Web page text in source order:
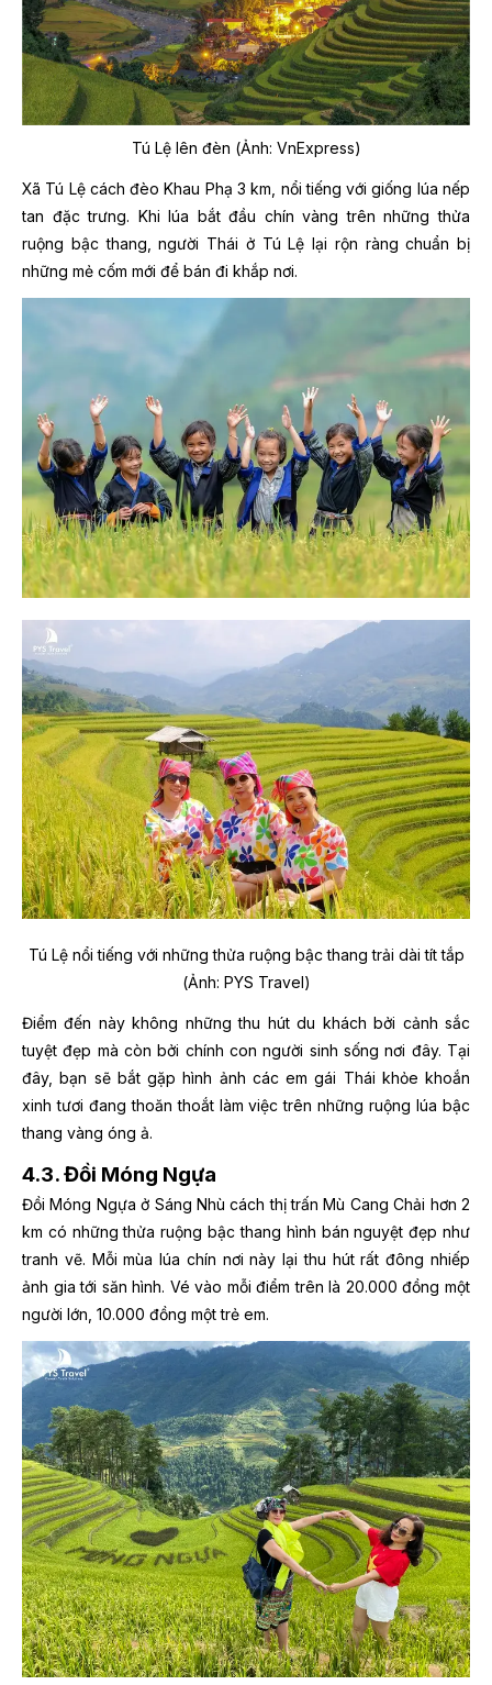
Tú Lệ lên đèn (Ảnh: VnExpress)
Xã Tú Lệ cách đèo Khau Phạ 3 km, nổi tiếng với giống lúa nếp
tan đặc trưng. Khi lúa bắt đầu chín vàng trên những thửa
ruộng bậc thang, người Thái ở Tú Lệ lại rộn ràng chuẩn bị
những mẻ cốm mới để bán đi khắp nơi.
Tú Lệ nổi tiếng với những thửa ruộng bậc thang trải dài tít tắp
(Ảnh: PYS Travel)
Điểm đến này không những thu hút du khách bởi cảnh sắc
tuyệt đẹp mà còn bởi chính con người sinh sống nơi đây. Tại
đây, bạn sẽ bắt gặp hình ảnh các em gái Thái khỏe khoắn
xinh tươi đang thoăn thoắt làm việc trên những ruộng lúa bậc
thang vàng óng ả.
4.3. Đồi Móng Ngựa
Đồi Móng Ngựa ở Sáng Nhù cách thị trấn Mù Cang Chải hơn 2
km có những thửa ruộng bậc thang hình bán nguyệt đẹp như
tranh vẽ. Mỗi mùa lúa chín nơi này lại thu hút rất đông nhiếp
ảnh gia tới săn hình. Vé vào mỗi điểm trên là 20.000 đồng một
người lớn, 10.000 đồng một trẻ em.